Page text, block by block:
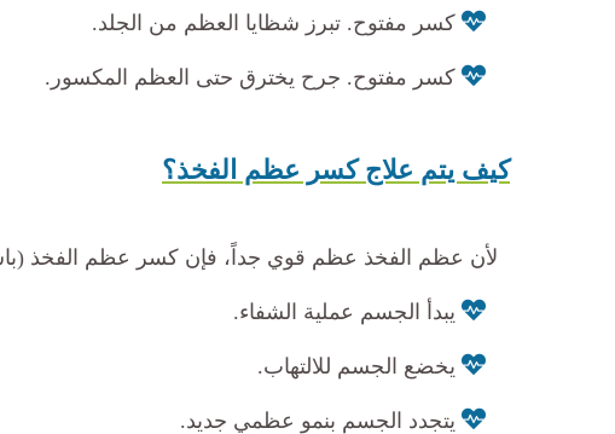
كسر مفتوح. تبرز شظايا العظم من الجلد.
كسر مفتوح. جرح يخترق حتى العظم المكسور.
كيف يتم علاج كسر عظم الفخذ؟
لأن عظم الفخذ عظم قوي جداً، فإن كسر عظم الفخذ
يبدأ الجسم عملية الشفاء.
يخضع الجسم للالتهاب.
يتجدد الجسم بنمو عظمي جديد.